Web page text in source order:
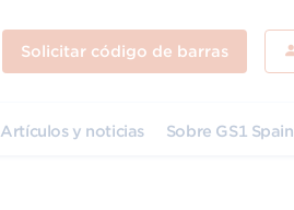
Solicitar código de barras
Artículos y noticias Sobre GS1 Spain